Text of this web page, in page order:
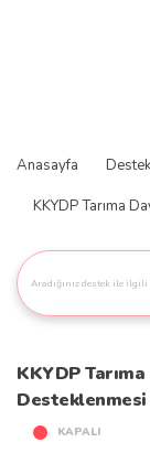
Anasayfa
KKYDP Tarıma
KKYDP Tarıma
Desteklenmesi
KAPALI